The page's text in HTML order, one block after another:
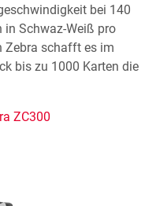
bei 140
in Schwaz-Weiß pro
Zebra schafft es im
bis zu 1000 Karten die
ZC300